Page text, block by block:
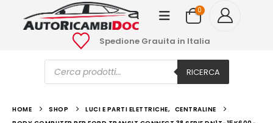
0
Spedione Grauita in Italia
Ricerca
prodotti RICERCA
HOME SHOP LUCI E PARTI ELETTRICHE, CENTRALINE